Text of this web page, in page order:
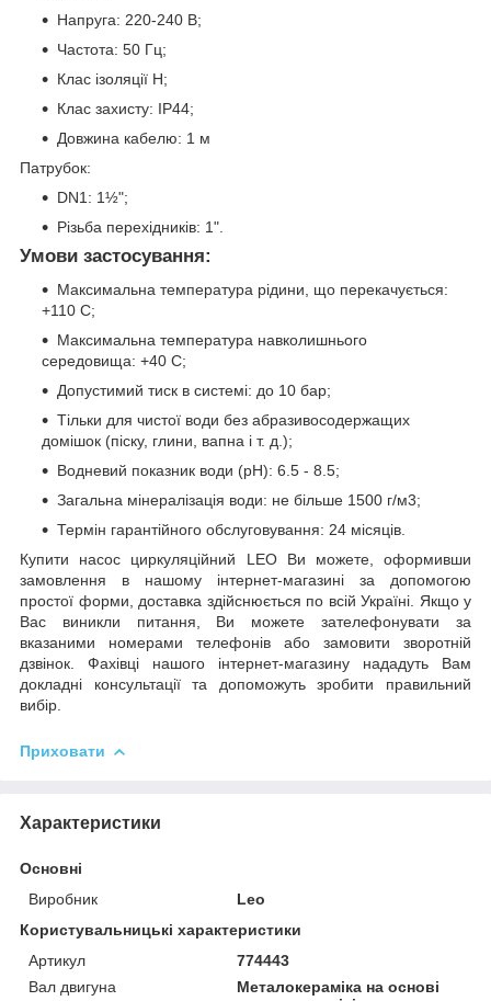
Напруга: 220-240 В;
Частота: 50 Гц;
Клас ізоляції Н;
Клас захисту: IP44;
Довжина кабелю: 1 м
Патрубок:
DN1: 1½";
Різьба перехідників: 1".
Умови застосування:
Максимальна температура рідини, що перекачується:
+110 C;
Максимальна температура навколишнього
середовища: +40 C;
Допустимий тиск в системі: до 10 бар;
Тільки для чистої води без абразивосодержащих
домішок (піску, глини, вапна і т. д.);
Водневий показник води (pH): 6.5 - 8.5;
Загальна мінералізація води: не більше 1500 г/м3;
Термін гарантійного обслуговування: 24 місяців.
Купити насос циркуляційний LEO Ви можете, оформивши
замовлення в нашому інтернет-магазині за допомогою
простої форми, доставка здійснюється по всій Україні. Якщо у
Вас виникли питання, Ви можете зателефонувати за
вказаними номерами телефонів або замовити зворотній
дзвінок. Фахівці нашого інтернет-магазину нададуть Вам
докладні консультації та допоможуть зробити правильний
вибір.
Приховати
Характеристики
Основні
Виробник
Leo
Користувальницькі характеристики
Артикул
774443
Вал двигуна
Металокераміка на основі